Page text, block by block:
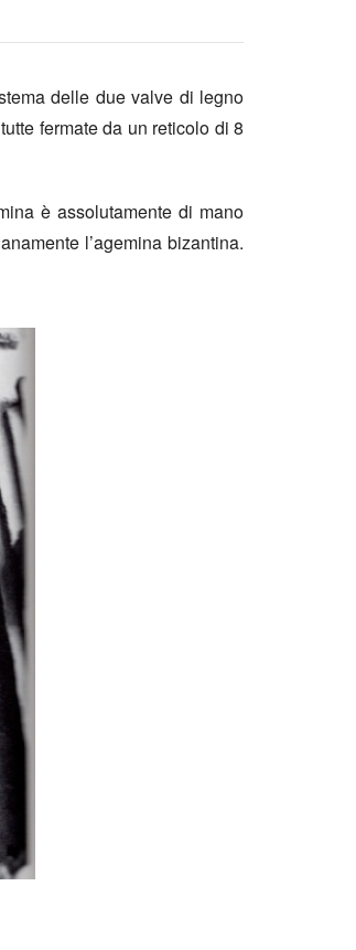
delle due valve di legno
fermate da un reticolo di 8
è assolutamente di mano
l’agemina bizantina.